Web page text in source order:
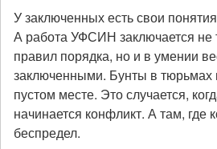
У заключенных есть свои
А работа УФСИН заключается не
правил порядка, но и в умении
заключенными. Бунты в тюрьмах
пустом месте. Это случается,
начинается конфликт. А там, где
беспредел.